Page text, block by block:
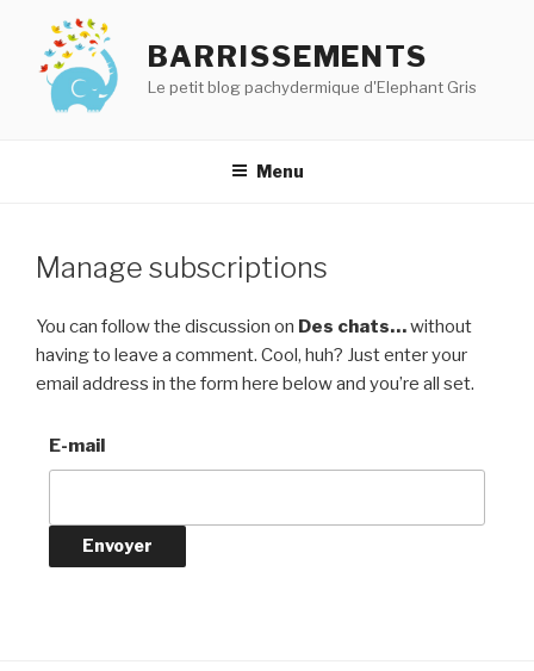
contenu
principal
BARRISSEMENTS
Le petit blog pachydermique d'Elephant Gris
Menu
Manage subscriptions
You can follow the discussion on Des chats…without
having to leave a comment. Cool, huh? Just enter your
email address in the form here below and you’re all set.
E-mail